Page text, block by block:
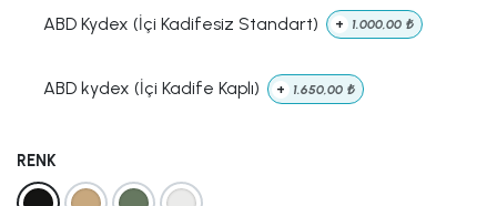
ABD Kydex (İçi Kadifesiz Standart) + 1.000,00 ₺
ABD kydex (İçi Kadife Kaplı) + 1.650,00 ₺
RENK